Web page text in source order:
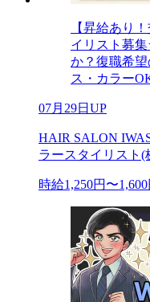
【昇給あり
イリスト募
か？復職希
ス・カラー
07月29日UP
HAIR SALON
ラースタイリスト
時給1,250円〜1,600